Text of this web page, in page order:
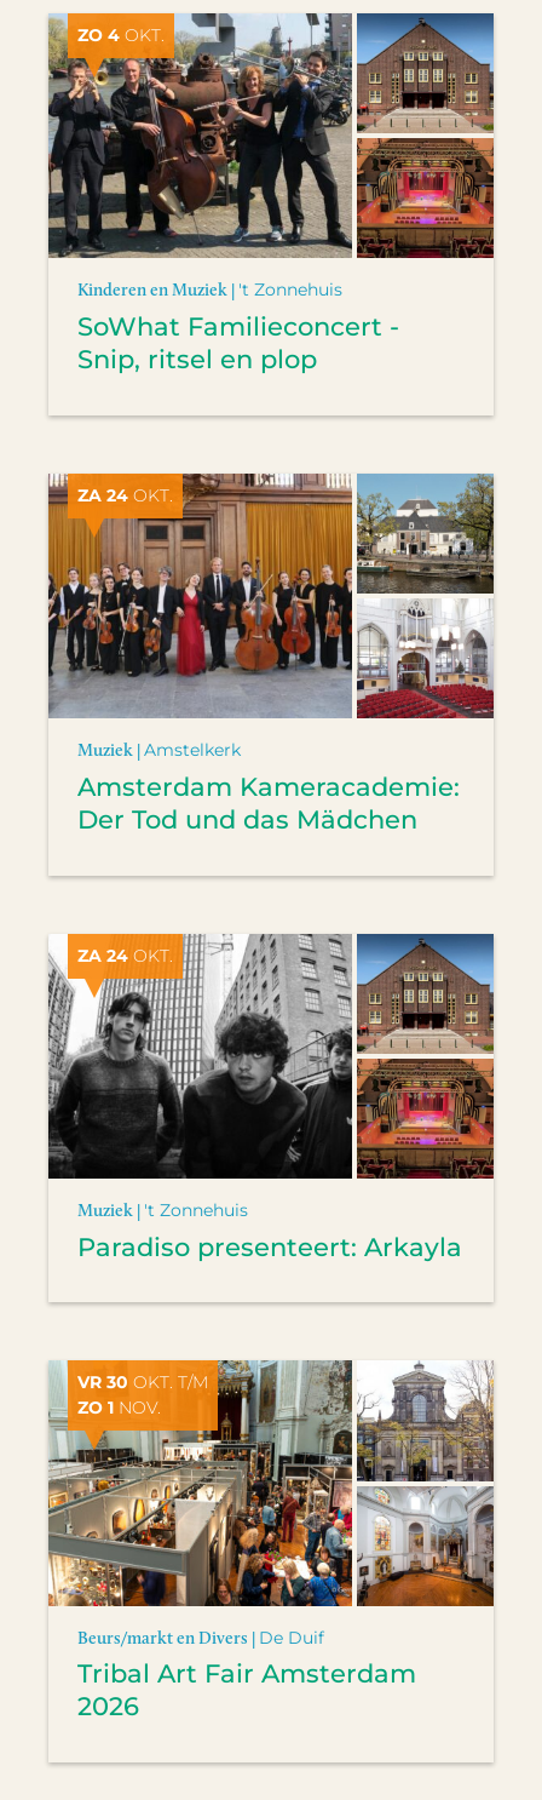
ZO 4 OKT.
Kinderen en Muziek | 't Zonnehuis
SoWhat Familieconcert -
Snip, ritsel en plop
ZA 24 OKT.
Muziek |Amstelkerk
Amsterdam Kameracademie:
Der Tod und das Mädchen
ZA 24 OKT.
Muziek | 't Zonnehuis
Paradiso presenteert: Arkayla
VR 30 OKT. T/M
ZO 1 NOV.
Beurs/markt en Divers | De Duif
Tribal Art Fair Amsterdam
2026